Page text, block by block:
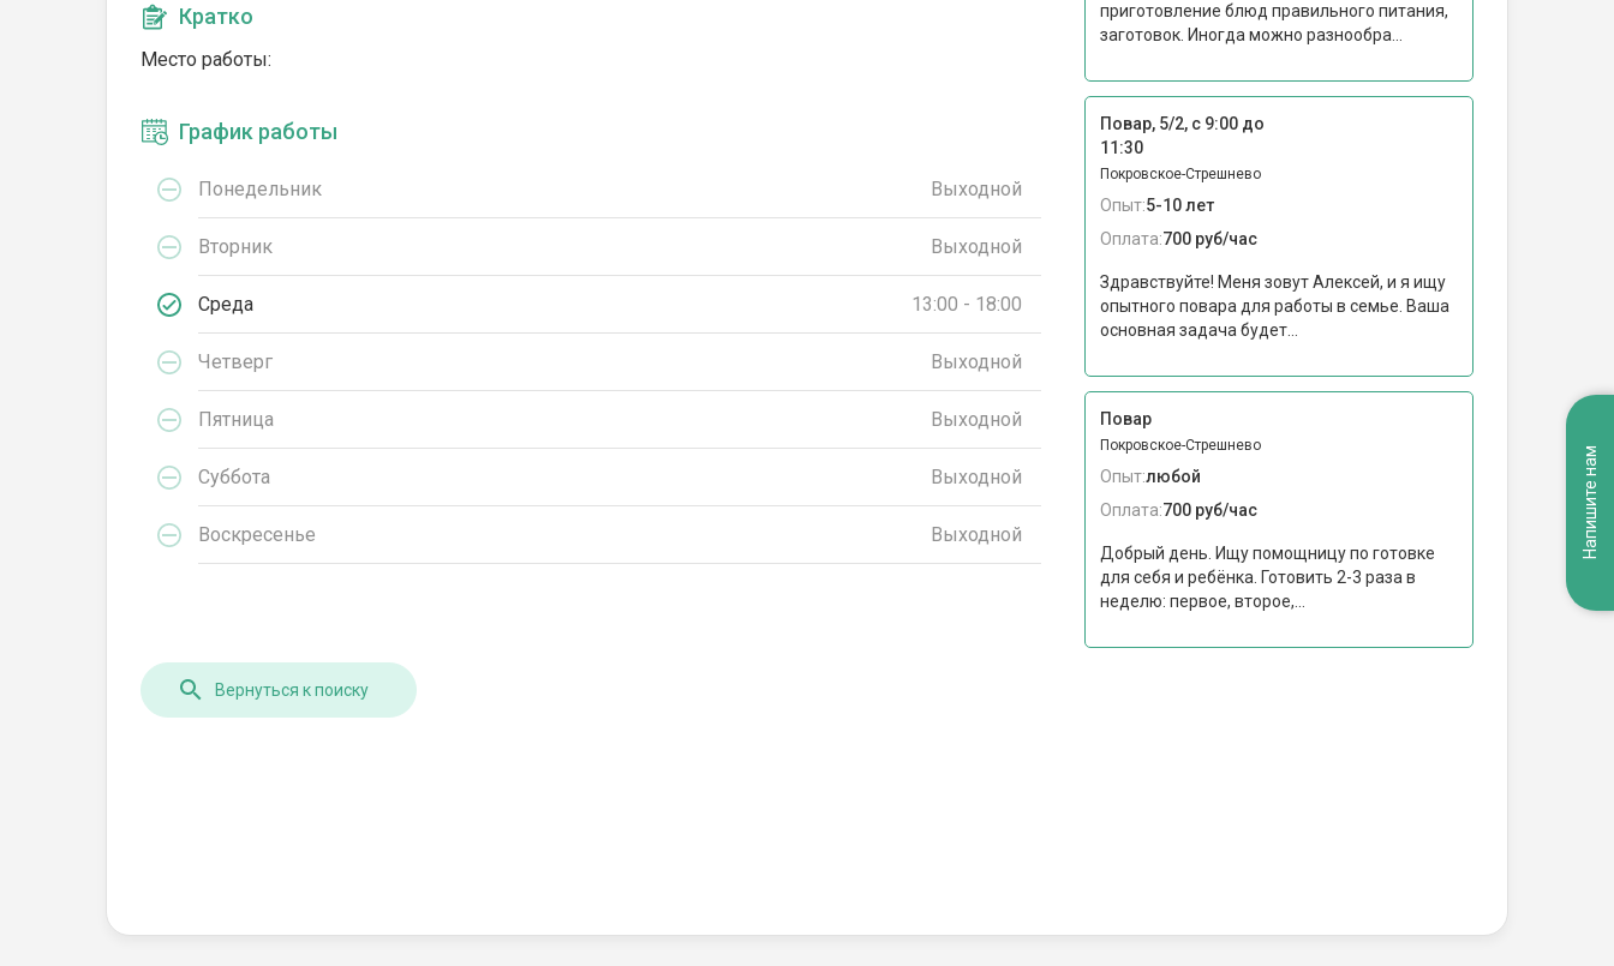
Кратко
Место работы:
График работы
Понедельник Выходной
Вторник Выходной
Среда 13:00 - 18:00
Четверг Выходной
Пятница Выходной
Суббота Выходной
Воскресенье Выходной
приготовление блюд правильного питания,
заготовок. Иногда можно разнообра...
Повар, 5/2, с 9:00 до
11:30
Покровское-Стрешнево
Опыт:5-10 лет
Оплата:700 руб/час
Здравствуйте! Меня зовут Алексей, и я ищу
опытного повара для работы в семье. Ваша
основная задача будет...
Повар
Покровское-Стрешнево
Опыт:любой
Оплата:700 руб/час
Добрый день. Ищу помощницу по готовке
для себя и ребёнка. Готовить 2-3 раза в
неделю: первое, второе,...
Вернуться к поиску
Напишите нам